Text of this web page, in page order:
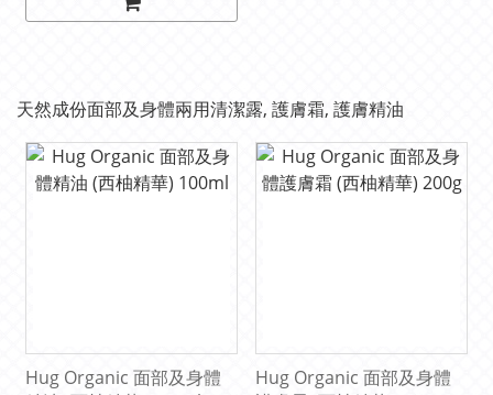
天然成份面部及身體兩用清潔露, 護膚霜, 護膚精油
Hug Organic 面部及身體
Hug Organic 面部及身體